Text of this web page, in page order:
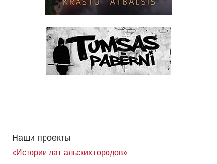
Наши проекты
«Истории латгальских городов»